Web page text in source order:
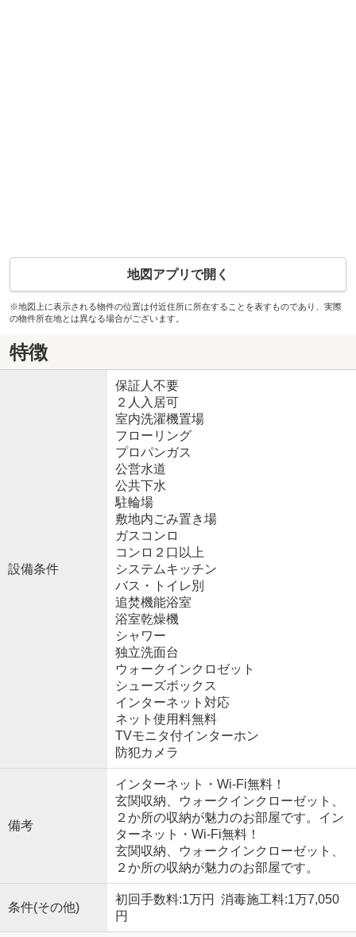
地図アプリで開く
※地図上に表示される物件の位置は付近住所に所在することを表すものであり、実際
の物件所在地とは異なる場合がございます。
特徴
設備条件
保証人不要
２人入居可
室内洗濯機置場
フローリング
プロパンガス
公営水道
公共下水
駐輪場
敷地内ごみ置き場
ガスコンロ
コンロ２口以上
システムキッチン
バス・トイレ別
追焚機能浴室
浴室乾燥機
シャワー
独立洗面台
ウォークインクロゼット
シューズボックス
インターネット対応
ネット使用料無料
TVモニタ付インターホン
防犯カメラ
備考
インターネット・Wi-Fi無料！
玄関収納、ウォークインクローゼット、
２か所の収納が魅力のお部屋です。イン
ターネット・Wi-Fi無料！
玄関収納、ウォークインクローゼット、
２か所の収納が魅力のお部屋です。
条件(その他)
初回手数料:1万円 消毒施工料:1万7,050
円